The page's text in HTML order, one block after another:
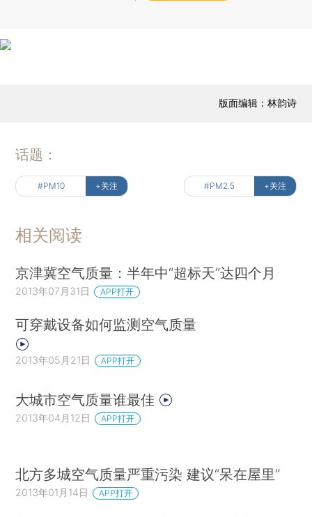
版面编辑：林韵诗
话题：
#PM10 +关注 #PM2.5 +关注
相关阅读
京津冀空气质量：半年中“超标天”达四个月
2013年07月31日 APP打开
可穿戴设备如何监测空气质量
2013年05月21日 APP打开
大城市空气质量谁最佳
2013年04月12日 APP打开
北方多城空气质量严重污染 建议“呆在屋里”
2013年01月14日 APP打开